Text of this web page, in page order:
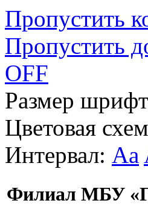
Пропустить
Пропустить
OFF
Размер
Цветовая
Интервал: Aa
Филиал МБУ